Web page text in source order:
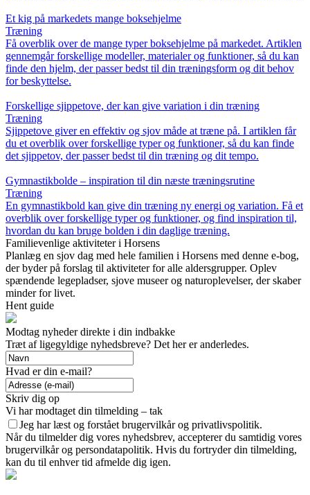
Et kig på markedets mange boksehjelme
Træning
Få overblik over de mange typer boksehjelme på markedet. Artiklen
gennemgår forskellige modeller, materialer og funktioner, så du kan
finde den hjelm, der passer bedst til din træningsform og dit behov
for beskyttelse.
Forskellige sjippetove, der kan give variation i din træning
Træning
Sjippetove giver en effektiv og sjov måde at træne på. I artiklen får
du et overblik over forskellige typer og funktioner, så du kan finde
det sjippetov, der passer bedst til din træning og dit tempo.
Gymnastikbolde – inspiration til din næste træningsrutine
Træning
En gymnastikbold kan give din træning ny energi og variation. Få et
overblik over forskellige typer og funktioner, og find inspiration til,
hvordan du kan bruge bolden i din daglige træning.
Familievenlige aktiviteter i Horsens
Planlæg en sjov dag med hele familien i Horsens med denne e-bog,
der byder på forslag til aktiviteter for alle aldersgrupper. Oplev
spændende legepladser, sjove museer og naturoplevelser, der skaber
minder for livet.
Hent guide
Modtag nyheder direkte i din indbakke
Træt af ligegyldige nyhedsbreve? Det her er anderledes.
Hvad er din e-mail?
Skriv dig op
Vi har modtaget din tilmelding – tak
Jeg har læst og forstået brugervilkår og privatlivspolitik.
Når du tilmelder dig vores nyhedsbrev, accepterer du samtidig vores
brugervilkår og persondatapolitik. Hvis du fortryder din tilmelding,
kan du til enhver tid afmelde dig igen.